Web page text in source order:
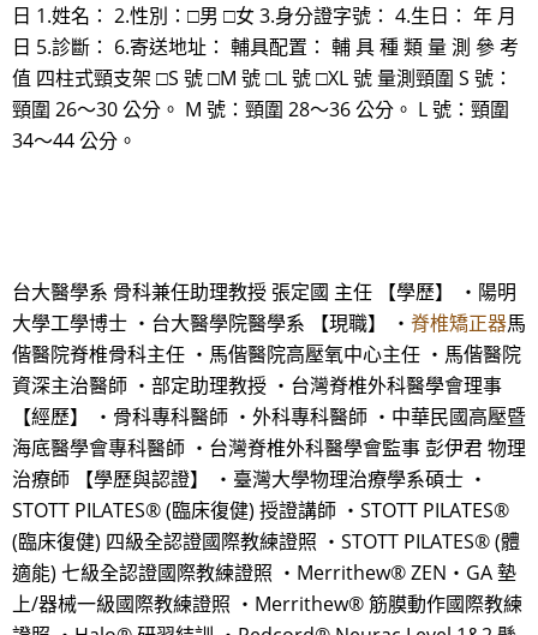
日 1.姓名： 2.性別：□男 □女 3.身分證字號： 4.生日： 年 月
日 5.診斷： 6.寄送地址： 輔具配置： 輔 具 種 類 量 測 參 考
值 四柱式頸支架 □S 號 □M 號 □L 號 □XL 號 量測頸圍 S 號：
頸圍 26～30 公分。 M 號：頸圍 28～36 公分。 L 號：頸圍
34～44 公分。
台大醫學系 骨科兼任助理教授 張定國 主任 【學歷】 ・陽明
大學工學博士 ・台大醫學院醫學系 【現職】 ・ 脊椎矯正器馬
偕醫院脊椎骨科主任 ・馬偕醫院高壓氧中心主任 ・馬偕醫院
資深主治醫師 ・部定助理教授 ・台灣脊椎外科醫學會理事
【經歷】 ・骨科專科醫師 ・外科專科醫師 ・中華民國高壓暨
海底醫學會專科醫師 ・台灣脊椎外科醫學會監事 彭伊君 物理
治療師 【學歷與認證】 ・臺灣大學物理治療學系碩士 ・
STOTT PILATES® (臨床復健) 授證講師 ・STOTT PILATES®
(臨床復健) 四級全認證國際教練證照 ・STOTT PILATES® (體
適能) 七級全認證國際教練證照 ・Merrithew® ZEN‧GA 墊
上/器械一級國際教練證照 ・Merrithew® 筋膜動作國際教練